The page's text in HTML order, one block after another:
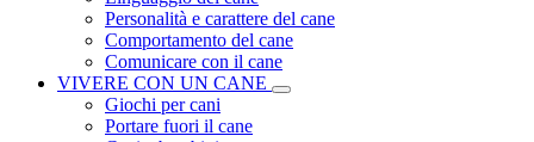
Personalità e carattere del cane
Comportamento del cane
Comunicare con il cane
VIVERE CON UN CANE
Giochi per cani
Portare fuori il cane